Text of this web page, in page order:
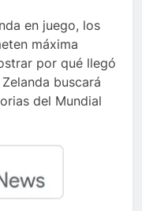
en juego, los
máxima
por qué llegó
buscará
del Mundial